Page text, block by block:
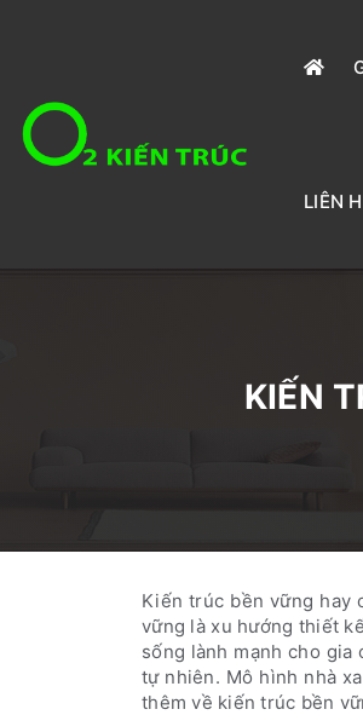
LIÊN
KIẾN
Kiến trúc bền vững hay
vững là xu hướng thiết
sống lành mạnh cho
tự nhiên. Mô hình nhà
thêm về kiến trúc bền